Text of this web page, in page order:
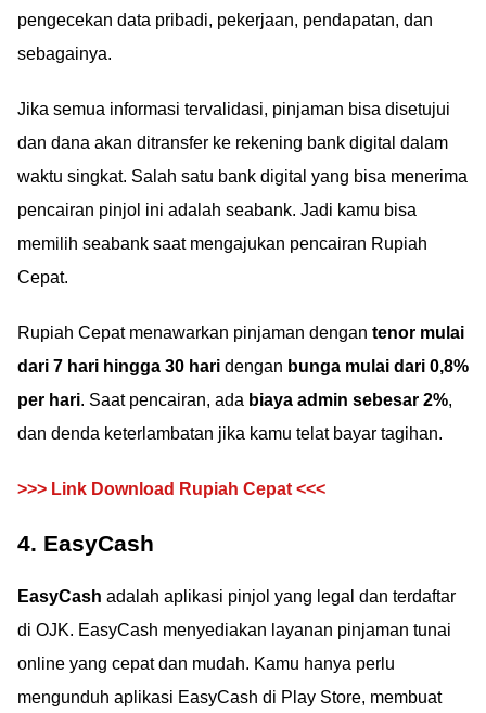
pengecekan data pribadi, pekerjaan, pendapatan, dan
sebagainya.
Jika semua informasi tervalidasi, pinjaman bisa disetujui
dan dana akan ditransfer ke rekening bank digital dalam
waktu singkat. Salah satu bank digital yang bisa menerima
pencairan pinjol ini adalah seabank. Jadi kamu bisa
memilih seabank saat mengajukan pencairan Rupiah
Cepat.
Rupiah Cepat menawarkan pinjaman dengan tenor mulai
dari 7 hari hingga 30 hari dengan bunga mulai dari 0,8%
per hari. Saat pencairan, ada biaya admin sebesar 2%,
dan denda keterlambatan jika kamu telat bayar tagihan.
>>> Link Download Rupiah Cepat <<<
4. EasyCash
EasyCash adalah aplikasi pinjol yang legal dan terdaftar
di OJK. EasyCash menyediakan layanan pinjaman tunai
online yang cepat dan mudah. Kamu hanya perlu
mengunduh aplikasi EasyCash di Play Store, membuat